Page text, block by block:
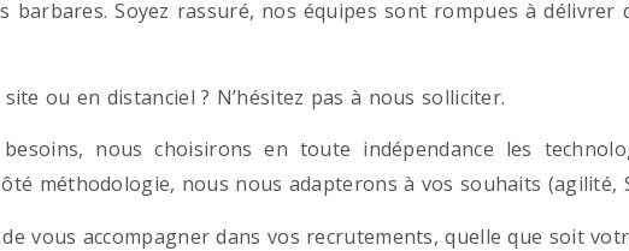
barbares. Soyez rassuré, nos équipes sont rompues à
ou en distanciel ? N’hésitez pas à nous solliciter.
nous choisirons en toute indépendance les
méthodologie, nous nous adapterons à vos souhaits (agilité,
vous accompagner dans vos recrutements, quelle que soit